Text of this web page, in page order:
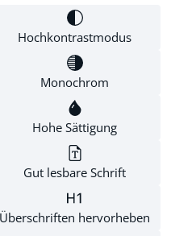
Hochkontrastmodus
Monochrom
Hohe Sättigung
Gut lesbare Schrift
Überschriften hervorheben
um eine bestmögliche